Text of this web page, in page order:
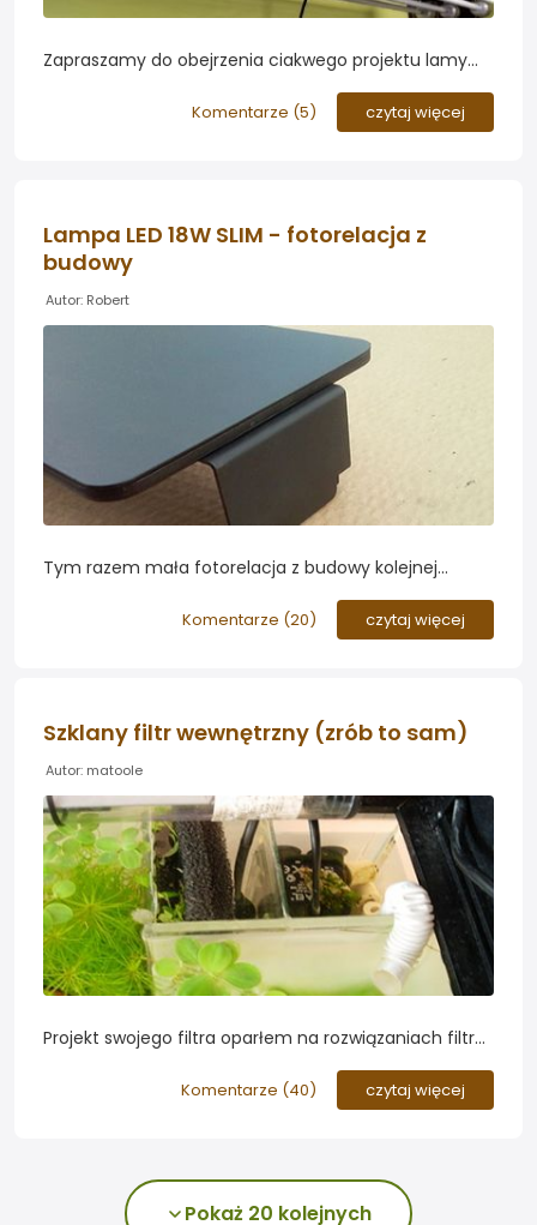
Zapraszamy do obejrzenia ciakwego projektu lamy
Komentarze (5) czytaj więcej
Lampa LED 18W SLIM - fotorelacja z
budowy
Autor: Robert
Tym razem mała fotorelacja z budowy kolejnej
Komentarze (20) czytaj więcej
Szklany filtr wewnętrzny (zrób to sam)
Autor: matoole
Projekt swojego filtra oparłem na rozwiązaniach filtra
zmodyfikowałem do swoich potrzeb, zasada została
Komentarze (40) czytaj więcej
Pokaż 20 kolejnych